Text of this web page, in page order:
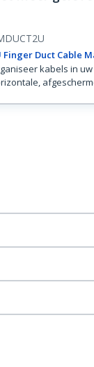
Finger Duct Cable
kabels in